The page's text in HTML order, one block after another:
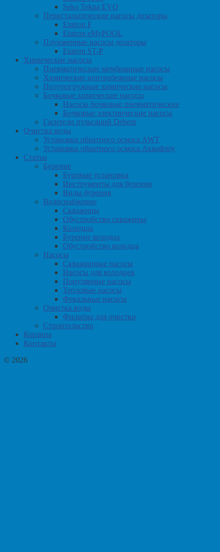
Seko Tekna EVO
Перистальтические насосы дозаторы
Etatron F
Etatron eMyPOOL
Плунжерные насосы дозаторы
Etatron ST-P
Химические насосы
Пневматические мембранные насосы
Химические центробежные насосы
Полупогружные химические насосы
Бочковые химические насосы
Насосы бочковые пневматические
Бочковые электрические насосы
Гасители пульсаций Debem
Очистка воды
Установки обратного осмоса AWT
Установки обратного осмоса Аквафлоу
Статьи
Бурение
Буровые установки
Инструменты для бурения
Виды бурения
Водоснабжение
Скважины
Обустройство скважины
Колодцы
Бурение колодца
Обустройство колодца
Насосы
Скважинные насосы
Насосы для колодцев
Популярные насосы
Тепловые насосы
Фекальные насосы
Очистка воды
Фильтры для очистки
Строительство
Корзина
Контакты
© 2026